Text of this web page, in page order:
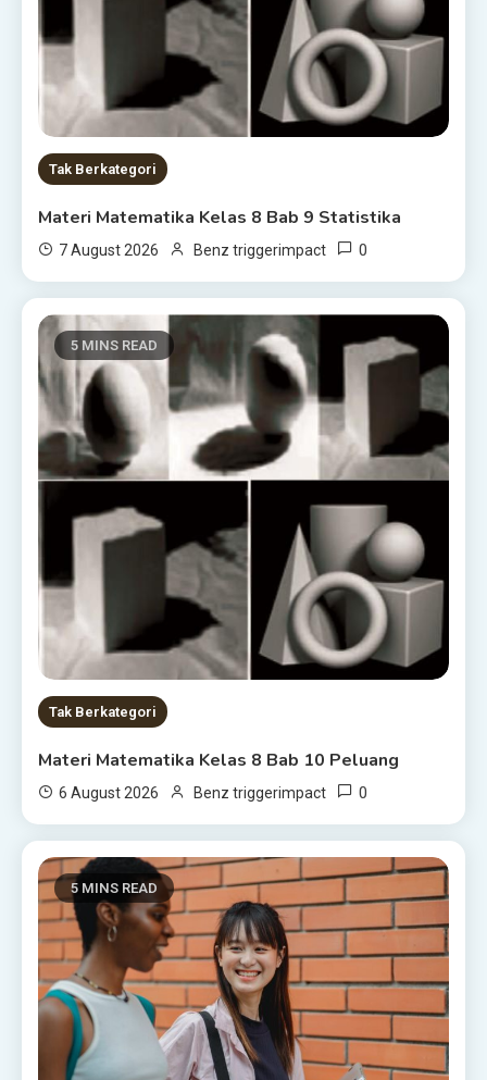
Tak Berkategori
Materi Matematika Kelas 8 Bab 9 Statistika
7 August 2026 Benz triggerimpact 0
5 MINS READ
Tak Berkategori
Materi Matematika Kelas 8 Bab 10 Peluang
6 August 2026 Benz triggerimpact 0
5 MINS READ